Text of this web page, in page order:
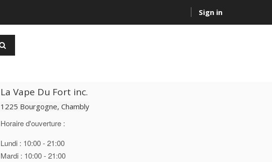
Sign in
La Vape Du Fort inc.
1225 Bourgogne, Chambly
Horaire d'ouverture :
Lundi : 10:00 - 21:00
Mardi : 10:00 - 21:00